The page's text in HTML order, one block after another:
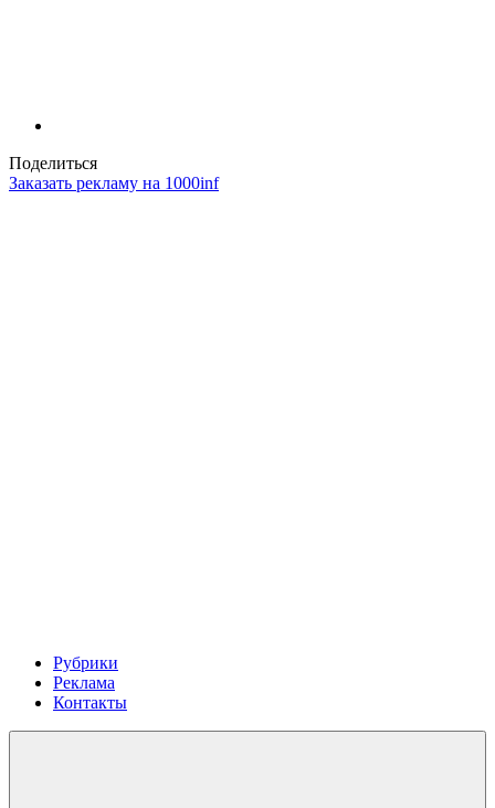
Поделиться
Заказать рекламу на 1000inf
Рубрики
Реклама
Контакты